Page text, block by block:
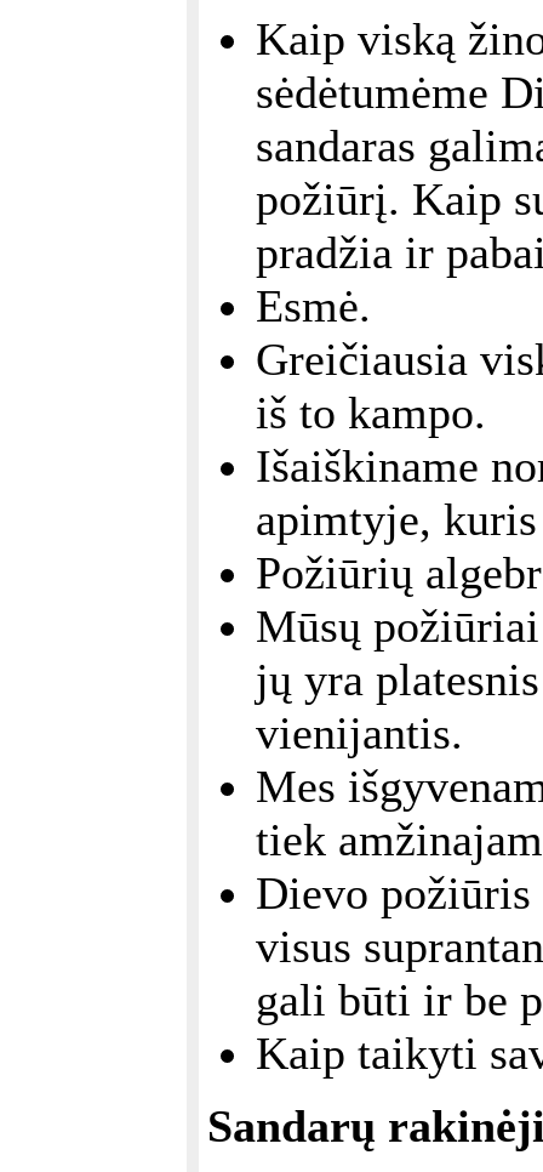
Kaip viską
sėdėtumėme
sandaras
požiūrį. Kaip
pradžia ir
Esmė.
Greičiausia
iš to kampo.
Išaiškiname
apimtyje, kuris
Požiūrių
Mūsų
jų yra
vienijantis.
Mes
tiek
Dievo požiūris
visus
gali būti ir be
Kaip taikyti
Sandarų